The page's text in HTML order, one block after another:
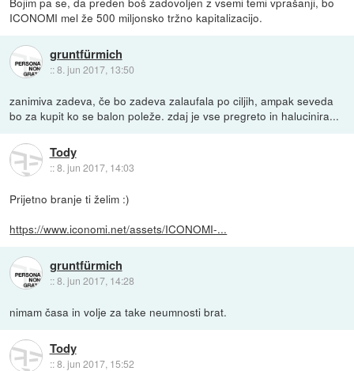
ICONOMI mel že 500 miljonsko tržno kapitalizacijo.
gruntfürmich
::8. jun 2017, 13:50
zanimiva zadeva, če bo zadeva zalaufala po ciljih, ampak seveda
bo za kupit ko se balon poleže. zdaj je vse pregreto in halucinira...
Tody
::8. jun 2017, 14:03
Prijetno branje ti želim :)
https://www.iconomi.net/assets/ICONOMI-...
gruntfürmich
::8. jun 2017, 14:28
nimam časa in volje za take neumnosti brat.
Tody
::8. jun 2017, 15:52